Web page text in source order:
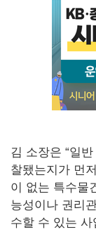
김 소장은 “일
찰됐는지가 먼
이 없는 특수물
능성이나 권리
수할 수 있는 사